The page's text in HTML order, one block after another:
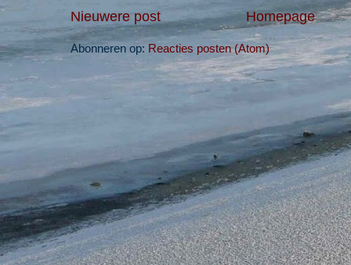
Nieuwere post Homepage
Abonneren op: Reacties posten (Atom)